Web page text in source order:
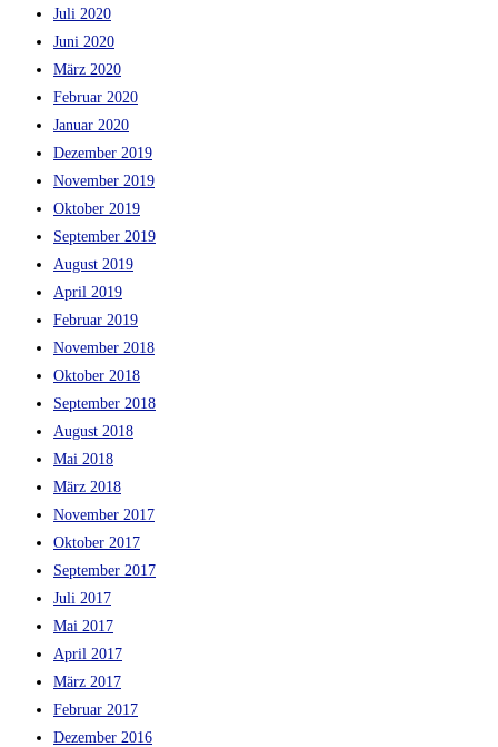
Juli 2020
Juni 2020
März 2020
Februar 2020
Januar 2020
Dezember 2019
November 2019
Oktober 2019
September 2019
August 2019
April 2019
Februar 2019
November 2018
Oktober 2018
September 2018
August 2018
Mai 2018
März 2018
November 2017
Oktober 2017
September 2017
Juli 2017
Mai 2017
April 2017
März 2017
Februar 2017
Dezember 2016